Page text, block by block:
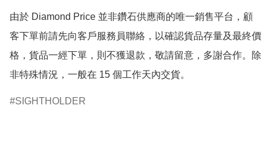
由於 Diamond Price 並非鑽石供應商的唯一銷售平台，顧
客下單前請先向客戶服務員聯絡，以確認貨品存量及最終價
格，貨品一經下單，則不獲退款，敬請留意，多謝合作。除
非特殊情況，一般在 15 個工作天內交貨。
SIGHTHOLDER